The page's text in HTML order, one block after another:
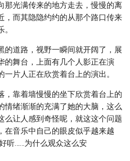
那光满传来的地方走去，慢慢的离
，而其隐隐约约的从那个路口传来
的道路，视野一瞬间就开阔了，展
的舞台，上面有几个人影正在演
片人正在欣赏着台上的演出。
，靠着墙慢慢的坐下欣赏着台上的
情绪渐渐的充满了她的大脑，这么
么让人感到奇怪呢，就这这个问题
在音乐中自己的眼皮似乎越来越
听……为什么观众这么安